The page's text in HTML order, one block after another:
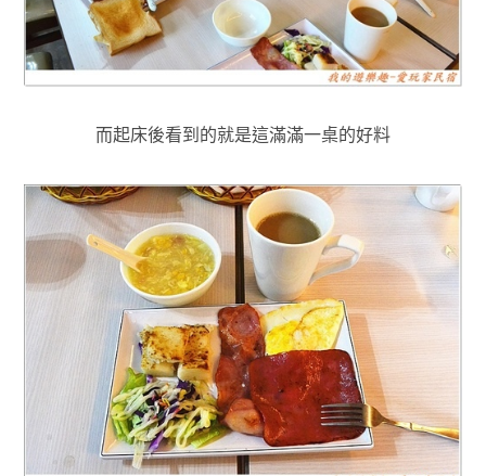
而起床後看到的就是這滿滿一桌的好料